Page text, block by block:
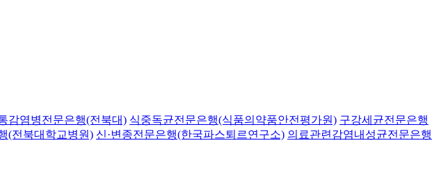
감염병전문은행(전북대) 식중독균전문은행(식품의약품안전평가원) 구강세균전문은행
(전북대학교병원) 신·변종전문은행(한국파스퇴르연구소) 의료관련감염내성균전문은행